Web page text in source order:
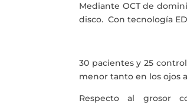
Mediante OCT de
disco. Con tecnología
30 pacientes y 25
menor tanto en los ojos
Respecto al grosor